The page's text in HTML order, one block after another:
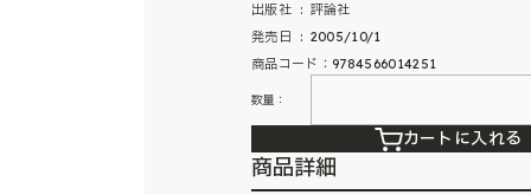
出版社 ‏ : ‎ 評論社
発売日 ‏ : ‎ 2005/10/1
商品コード：9784566014251
数量：
カートに入れる
商品詳細